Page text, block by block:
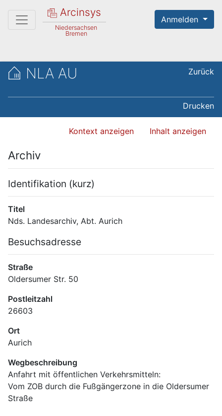
Arcinsys
Niedersachsen
Bremen
Anmelden
NLA AU Zurück
Drucken
Kontext anzeigen Inhalt anzeigen
Archiv
Identifikation (kurz)
Titel
Nds. Landesarchiv, Abt. Aurich
Besuchsadresse
Straße
Oldersumer Str. 50
Postleitzahl
26603
Ort
Aurich
Wegbeschreibung
Anfahrt mit öffentlichen Verkehrsmitteln:
Vom ZOB durch die Fußgängerzone in die Oldersumer
Straße